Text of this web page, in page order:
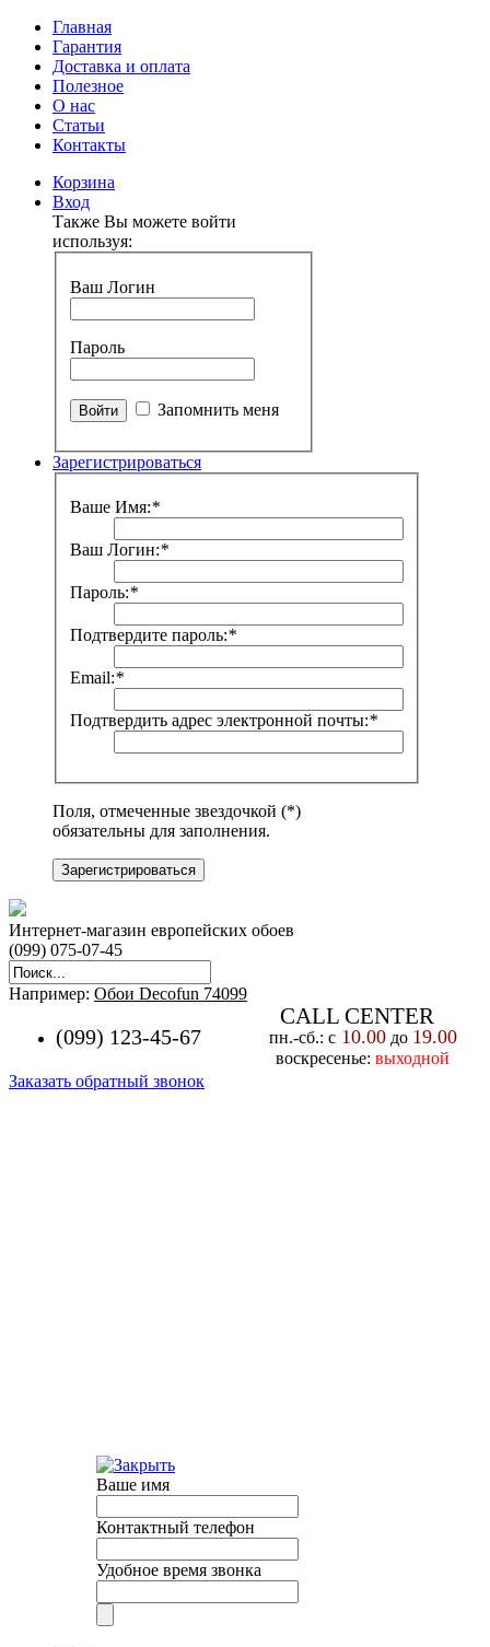
Главная
Гарантия
Доставка и оплата
Полезное
О нас
Статьи
Контакты
Корзина
Вход
Также Вы можете войти
используя:
Ваш Логин
Пароль
Запомнить меня
Зарегистрироваться
Ваше Имя:*
Ваш Логин:*
Пароль:*
Подтвердите пароль:*
Email:*
Подтвердить адрес электронной почты:*
Поля, отмеченные звездочкой (*)
обязательны для заполнения.
Зарегистрироваться
Интернет-магазин европейских обоев
(099) 075-07-45
Например: Обои Decofun 74099
(099) 123-45-67
CALL CENTER
пн.-cб.: с10.00до 19.00
воскресенье: выходной
Заказать обратный звонок
Ваше имя
Контактный телефон
Удобное время звонка